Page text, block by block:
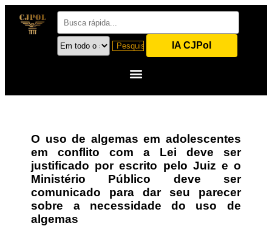
IA CJPol
O uso de algemas em adolescentes
em conflito com a Lei deve ser
justificado por escrito pelo Juiz e o
Ministério Público deve ser
comunicado para dar seu parecer
sobre a necessidade do uso de
algemas